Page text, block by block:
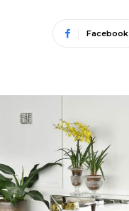
Facebook